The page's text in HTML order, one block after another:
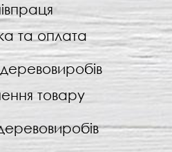
та оплата
товару